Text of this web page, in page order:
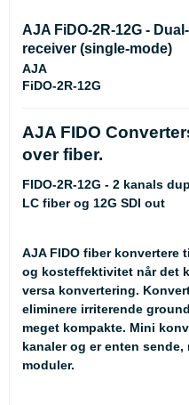
AJA FiDO-2R-12G -
receiver (single-mode)
AJA
FiDO-2R-12G
AJA FIDO
over fiber.
FIDO-2R-12G - 2 kanals
LC fiber og 12G SDI out
AJA FIDO fiber
og kosteffektivitet når det
versa konvertering.
eliminere irriterende
meget kompakte. Mini
kanaler og er enten
moduler.